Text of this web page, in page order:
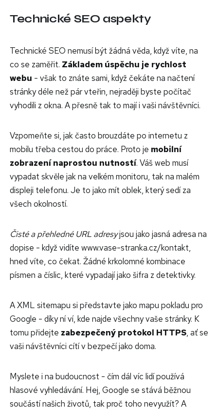
Technické SEO aspekty
Technické SEO nemusí být žádná věda, když víte, na
co se zaměřit. Základem úspěchu je rychlost
webu - však to znáte sami, když čekáte na načtení
stránky déle než pár vteřin, nejraději byste počítač
vyhodili z okna. A přesně tak to mají i vaši návštěvníci.
Vzpomeňte si, jak často brouzdáte po internetu z
mobilu třeba cestou do práce. Proto je mobilní
zobrazení naprostou nutností. Váš web musí
vypadat skvěle jak na velkém monitoru, tak na malém
displeji telefonu. Je to jako mít oblek, který sedí za
všech okolností.
Čisté a přehledné URL adresyjsou jako jasná adresa na
dopise - když vidíte www.vase-stranka.cz/kontakt,
hned víte, co čekat. Žádné krkolomné kombinace
písmen a číslic, které vypadají jako šifra z detektivky.
A XML sitemapu si představte jako mapu pokladu pro
Google - díky ní ví, kde najde všechny vaše stránky. K
tomu přidejte zabezpečený protokol HTTPS, ať se
vaši návštěvníci cítí v bezpečí jako doma.
Myslete i na budoucnost - čím dál víc lidí používá
hlasové vyhledávání. Hej, Google se stává běžnou
součástí našich životů, tak proč toho nevyužít? A